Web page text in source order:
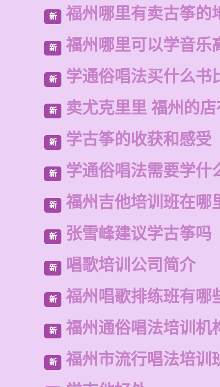
新 福州哪里有卖古筝的
新 福州哪里可以学音乐
新 学通俗唱法买什么书
新 卖尤克里里 福州的
新 学古筝的收获和感受
新 学通俗唱法需要学什
新 福州吉他培训班在哪
新 张雪峰建议学古筝吗
新 唱歌培训公司简介
新 福州唱歌排练班有哪
新 福州通俗唱法培训机
新 福州市流行唱法培训